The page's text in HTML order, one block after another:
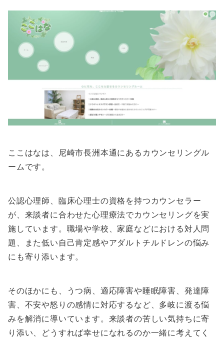
ここはなは、尼崎市長洲本通にあるカウンセリングル
ームです。
公認心理師、臨床心理士の資格を持つカウンセラー
が、来談者に合わせた心理療法でカウンセリングを実
施しています。職場や学校、家庭などにおける対人問
題、また低い自己肯定感やアダルトチルドレンの悩み
にも寄り添います。
そのほかにも、うつ病、適応障害や睡眠障害、発達障
害、不安や怒りの感情に対応するなど、多岐に渡る悩
みを解消に導いています。来談者の苦しい気持ちに寄
り添い、どうすれば幸せになれるのか一緒に考えてく